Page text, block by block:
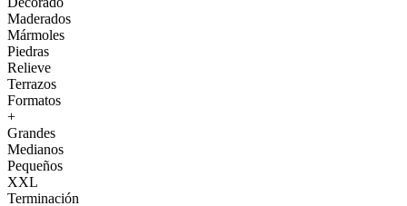
Maderados
Mármoles
Piedras
Relieve
Terrazos
Formatos
+
Grandes
Medianos
Pequeños
XXL
Terminación